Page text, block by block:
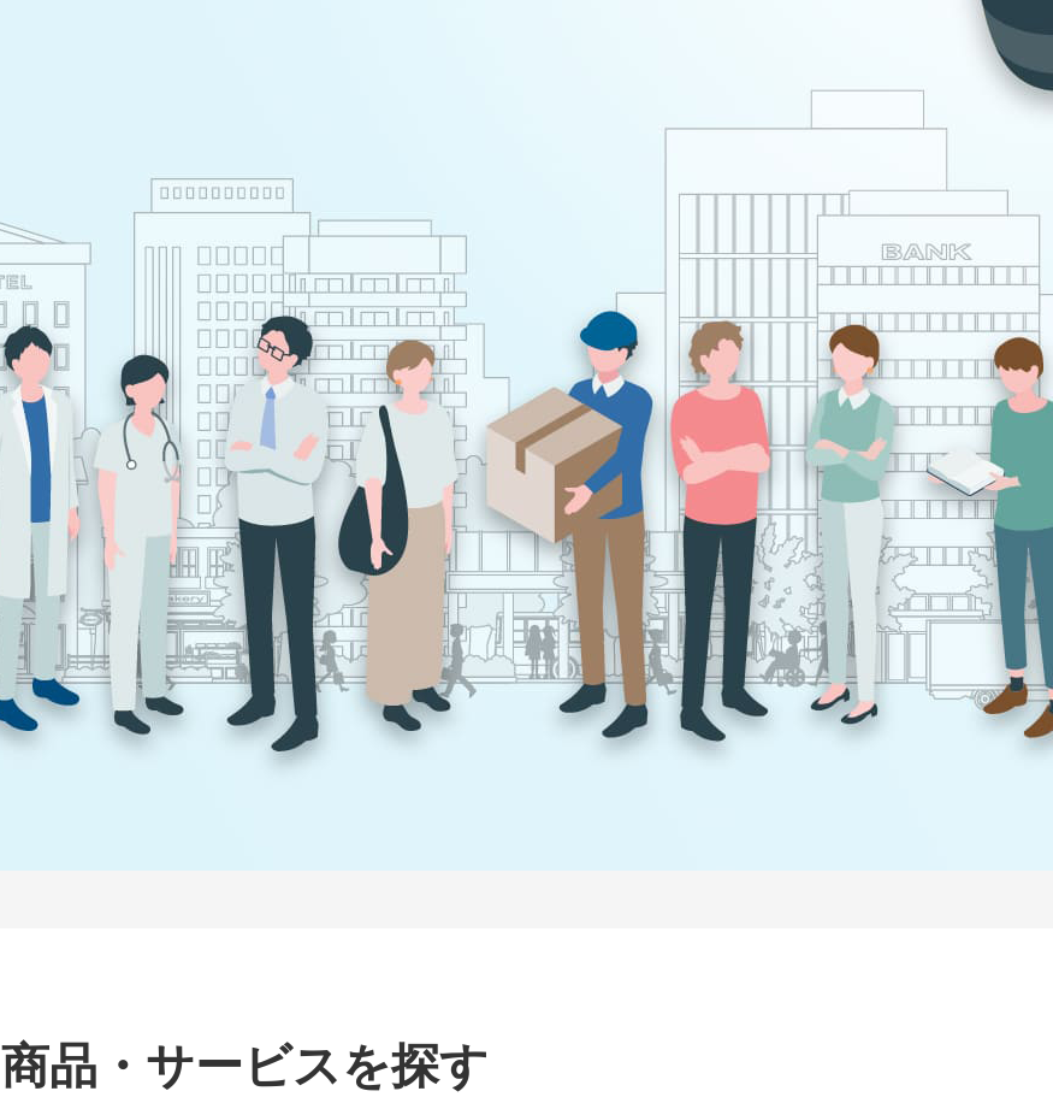
商品・サービスを探す